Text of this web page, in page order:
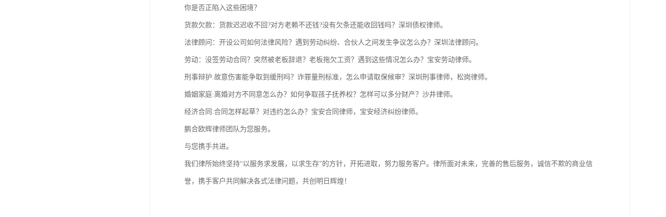
你是否正陷入这些困境？
货款欠款：货款迟迟收不回?对方老赖不还钱?没有欠条还能收回钱吗？深圳债权律师。
法律顾问：开设公司如何法律风险？遇到劳动纠纷、合伙人之间发生争议怎么办？深圳法律顾问。
劳动：没签劳动合同？突然被老板辞退？老板拖欠工资？遇到这些情况怎么办？宝安劳动律师。
刑事辩护:故意伤害能争取到缓刑吗？诈罪量刑标准，怎么申请取保候审？深圳刑事律师，松岗律师。
婚姻家庭:离婚对方不同意怎么办？如何争取孩子抚养权？怎样可以多分财产？沙井律师。
经济合同:合同怎样起草？对违约怎么办？宝安合同律师，宝安经济纠纷律师。
鹏合欧辉律师团队为您服务。
与您携手共进。
我们律所始终坚持“以服务求发展，以求生存”的方针，开拓进取，努力服务客户。律所面对未来，完善的售后服务，诚信不欺的商业信
誉，携手客户共同解决各式法律问题，共创明日辉煌！